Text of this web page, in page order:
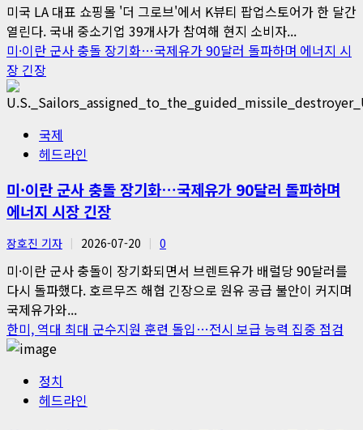
미국 LA 대표 쇼핑몰 '더 그로브'에서 K뷰티 팝업스토어가 한 달간
열린다. 국내 중소기업 39개사가 참여해 현지 소비자...
미·이란 군사 충돌 장기화…국제유가 90달러 돌파하며 에너지 시
장 긴장
국제
헤드라인
미·이란 군사 충돌 장기화…국제유가 90달러 돌파하며
에너지 시장 긴장
장호진 기자 2026-07-20 0
미·이란 군사 충돌이 장기화되면서 브렌트유가 배럴당 90달러를
다시 돌파했다. 호르무즈 해협 긴장으로 원유 공급 불안이 커지며
국제유가와...
한미, 역대 최대 군수지원 훈련 돌입…전시 보급 능력 집중 점검
정치
헤드라인